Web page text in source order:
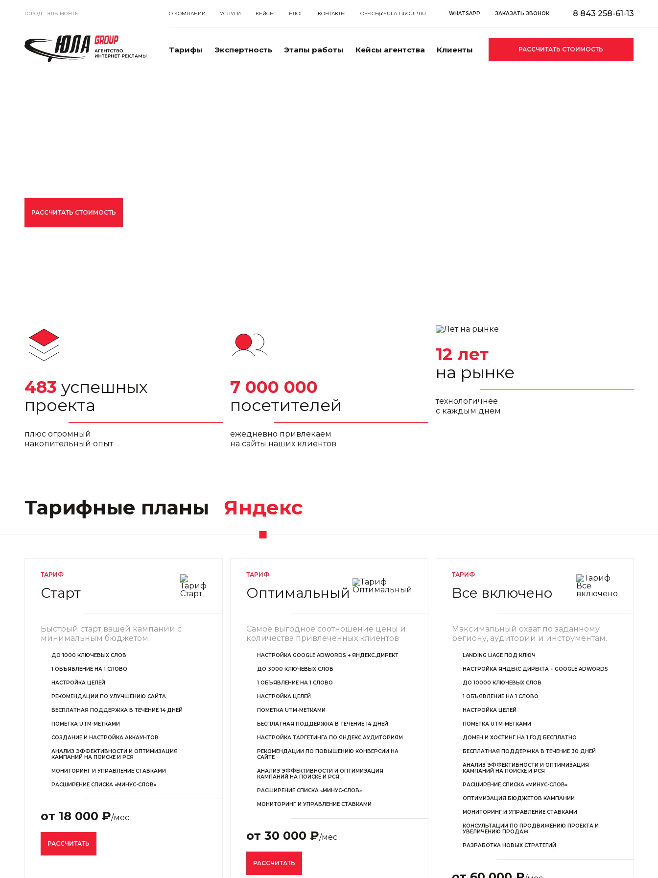
ГОРОД · ЭЛЬ-МОНТЕ О КОМПАНИИ УСЛУГИ КЕЙСЫ БЛОГ КОНТАКТЫ OFFICE@YULA-GROUP.RU WHATSAPP ЗАКАЗАТЬ ЗВОНОК 8 843 258-61-13
Тарифы Экспертность Этапы работы Кейсы агентства Клиенты РАССЧИТАТЬ СТОИМОСТЬ
РАССЧИТАТЬ СТОИМОСТЬ
483 успешных
проекта
плюс огромный
накопительный опыт
7 000 000
посетителей
ежедневно привлекаем
на сайты наших клиентов
12 лет
на рынке
технологичнее
с каждым днем
Тарифные планы Яндекс
ТАРИФ
Старт
Быстрый старт вашей кампании с
минимальным бюджетом.
ДО 1000 КЛЮЧЕВЫХ СЛОВ
1 ОБЪЯВЛЕНИЕ НА 1 СЛОВО
НАСТРОЙКА ЦЕЛЕЙ
РЕКОМЕНДАЦИИ ПО УЛУЧШЕНИЮ САЙТА
БЕСПЛАТНАЯ ПОДДЕРЖКА В ТЕЧЕНИЕ 14 ДНЕЙ
ПОМЕТКА UTM-МЕТКАМИ
СОЗДАНИЕ И НАСТРОЙКА АККАУНТОВ
АНАЛИЗ ЭФФЕКТИВНОСТИ И ОПТИМИЗАЦИЯ
КАМПАНИЙ НА ПОИСКЕ И РСЯ
МОНИТОРИНГ И УПРАВЛЕНИЕ СТАВКАМИ
РАСШИРЕНИЕ СПИСКА «МИНУС-СЛОВ»
от 18 000 ₽/мес
РАССЧИТАТЬ
ТАРИФ
Оптимальный
Самое выгодное соотношение цены и
количества привлеченных клиентов
НАСТРОЙКА GOOGLE ADWORDS + ЯНДЕКС.ДИРЕКТ
ДО 3000 КЛЮЧЕВЫХ СЛОВ
1 ОБЪЯВЛЕНИЕ НА 1 СЛОВО
НАСТРОЙКА ЦЕЛЕЙ
ПОМЕТКА UTM-МЕТКАМИ
БЕСПЛАТНАЯ ПОДДЕРЖКА В ТЕЧЕНИЕ 14 ДНЕЙ
НАСТРОЙКА ТАРГЕТИНГА ПО ЯНДЕКС АУДИТОРИЯМ
РЕКОМЕНДАЦИИ ПО ПОВЫШЕНИЮ КОНВЕРСИИ НА
САЙТЕ
АНАЛИЗ ЭФФЕКТИВНОСТИ И ОПТИМИЗАЦИЯ
КАМПАНИЙ НА ПОИСКЕ И РСЯ
РАСШИРЕНИЕ СПИСКА «МИНУС-СЛОВ»
МОНИТОРИНГ И УПРАВЛЕНИЕ СТАВКАМИ
от 30 000 ₽/мес
РАССЧИТАТЬ
ТАРИФ
Все включено
Максимальный охват по заданному
региону, аудитории и инструментам.
LANDING LIAGE ПОД КЛЮЧ
НАСТРОЙКА ЯНДЕКС ДИРЕКТА + GOOGLE ADWORDS
ДО 10000 КЛЮЧЕВЫХ СЛОВ
1 ОБЪЯВЛЕНИЕ НА 1 СЛОВО
НАСТРОЙКА ЦЕЛЕЙ
ПОМЕТКА UTM-МЕТКАМИ
ДОМЕН И ХОСТИНГ НА 1 ГОД БЕСПЛАТНО
БЕСПЛАТНАЯ ПОДДЕРЖКА В ТЕЧЕНИЕ 30 ДНЕЙ
АНАЛИЗ ЭФФЕКТИВНОСТИ И ОПТИМИЗАЦИЯ
КАМПАНИЙ НА ПОИСКЕ И РСЯ
РАСШИРЕНИЕ СПИСКА «МИНУС-СЛОВ»
ОПТИМИЗАЦИЯ БЮДЖЕТОВ КАМПАНИИ
МОНИТОРИНГ И УПРАВЛЕНИЕ СТАВКАМИ
КОНСУЛЬТАЦИИ ПО ПРОДВИЖЕНИЮ ПРОЕКТА И
УВЕЛИЧЕНИЮ ПРОДАЖ
РАЗРАБОТКА НОВЫХ СТРАТЕГИЙ